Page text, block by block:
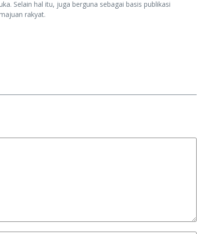
Selain hal itu, juga berguna sebagai basis publikasi
rakyat.